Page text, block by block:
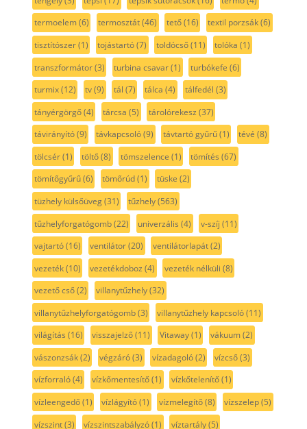
termoelem(6) termosztát(46) tető(16) textil porzsák(6)
tisztítószer(1) tojástartó(7) toldócső(11) tolóka (1)
transzformátor(3) turbina csavar(1) turbókefe (6)
turmix(12) tv(9) tál (7) tálca (4) tálfedél (3)
tányérgörgő(4) tárcsa (5) tárolórekesz (37)
távirányító(9) távkapcsoló(9) távtartó gyűrű(1) tévé (8)
tölcsér(1) töltő(8) tömszelence (1) tömítés (67)
tömítőgyűrű(6) tömőrúd(1) tüske (2)
tüzhely külsőüveg(31) tűzhely(563)
tűzhelyforgatógomb(22) univerzális (4) v-szíj (11)
vajtartó(16) ventilátor(20) ventilátorlapát(2)
vezeték(10) vezetékdoboz (4) vezeték nélküli (8)
vezető cső(2) villanytűzhely(32)
villanytűzhelyforgatógomb(3) villanytűzhely kapcsoló(11)
világítás (16) visszajelző(11) Vitaway(1) vákuum(2)
vászonzsák(2) végzáró(3) vízadagoló(2) vízcső(3)
vízforraló(4) vízkőmentesítő(1) vízkőtelenítő(1)
vízleengedő(1) vízlágyító(1) vízmelegítő(8) vízszelep(5)
vízszint(3) vízszintszabályzó(1) víztartály(5)